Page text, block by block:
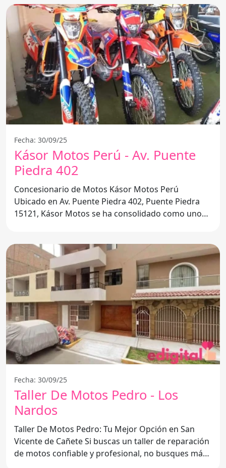
Fecha: 30/09/25
Kásor Motos Perú - Av. Puente
Piedra 402
Concesionario de Motos Kásor Motos Perú
Ubicado en Av. Puente Piedra 402, Puente Piedra
15121, Kásor Motos se ha consolidado como uno
Fecha: 30/09/25
Taller De Motos Pedro - Los
Nardos
Taller De Motos Pedro: Tu Mejor Opción en San
Vicente de Cañete Si buscas un taller de reparación
de motos confiable y profesional, no busques más.